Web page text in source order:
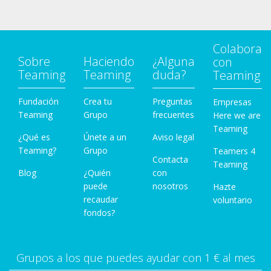
Sobre
Teaming
Fundación
Teaming
¿Qué es
Teaming?
Blog
Haciendo
Teaming
Crea tu
Grupo
Únete a un
Grupo
¿Quién
puede
recaudar
fondos?
¿Alguna
duda?
Preguntas
frecuentes
Aviso legal
Contacta
con
nosotros
Colabora
con
Teaming
Empresas
Here we are
Teaming
Teamers 4
Teaming
Hazte
voluntario
Grupos a los que puedes ayudar con 1 € al mes